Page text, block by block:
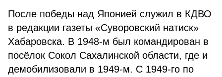
После победы над Японией служил в КДВО
в редакции газеты «Суворовский натиск»
Хабаровска. В 1948-м был командирован в
посёлок Сокол Сахалинской области, где и
демобилизовали в 1949-м. С 1949-го по